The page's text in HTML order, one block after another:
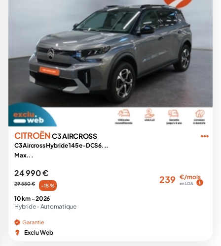
CITROËNC3 AIRCROSS
C3 Aircross Hybride 145 e-DCS6...
Max...
24 990 €
29 550 € -15 %
239 €/mois
en LOA
10 km -2026
Hybride - Automatique
Garantie
Exclu Web